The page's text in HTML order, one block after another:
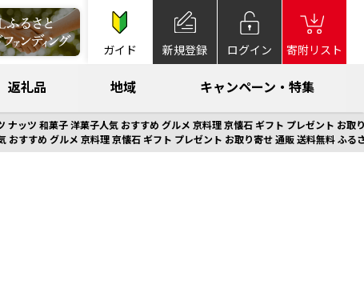
ガイド 新規登録 ログイン 寄附リスト
返礼品 地域 キャンペーン・特集
ッツ 和菓子 洋菓子人気 おすすめ グルメ 京料理 京懐石 ギフト プレゼント お取
すすめ グルメ 京料理 京懐石 ギフト プレゼント お取り寄せ 通販 送料無料 ふる